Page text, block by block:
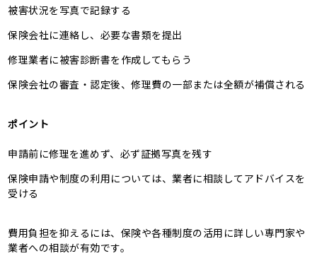
被害状況を写真で記録する
保険会社に連絡し、必要な書類を提出
修理業者に被害診断書を作成してもらう
保険会社の審査・認定後、修理費の一部または全額が補償される
ポイント
申請前に修理を進めず、必ず証拠写真を残す
保険申請や制度の利用については、業者に相談してアドバイスを
受ける
費用負担を抑えるには、保険や各種制度の活用に詳しい専門家や
業者への相談が有効です。